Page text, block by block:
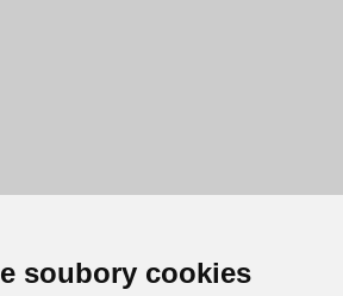
soubory cookies